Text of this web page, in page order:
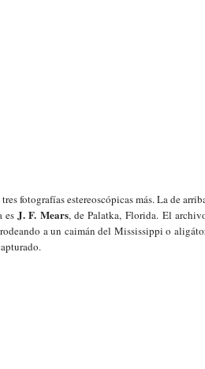
fotografías estereoscópicas más. La de
esJ. F. Mears, de Palatka, Florida. El
a un caimán del Mississippi o